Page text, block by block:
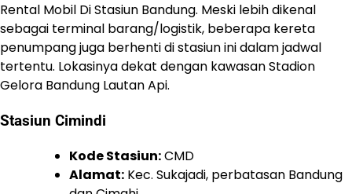
Rental Mobil Di Stasiun Bandung. Meski lebih dikenal
sebagai terminal barang/logistik, beberapa kereta
penumpang juga berhenti di stasiun ini dalam jadwal
tertentu. Lokasinya dekat dengan kawasan Stadion
Gelora Bandung Lautan Api.
Stasiun Cimindi
Kode Stasiun:CMD
Alamat: Kec. Sukajadi, perbatasan Bandung